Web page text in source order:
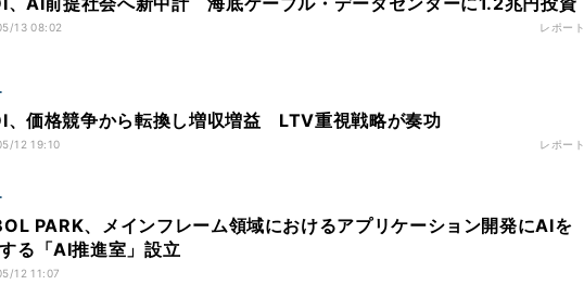
13 08:02 レポート
、価格競争から転換し増収増益 LTV重視戦略が奏功
12 19:10 レポート
PARK、メインフレーム領域におけるアプリケーション開発にAIを
る「AI推進室」設立
12 11:07